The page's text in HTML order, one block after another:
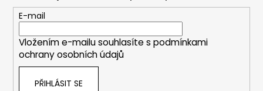
E-mail
Vložením e-mailu souhlasíte s podmínkami
ochrany osobních údajů
PŘIHLÁSIT SE